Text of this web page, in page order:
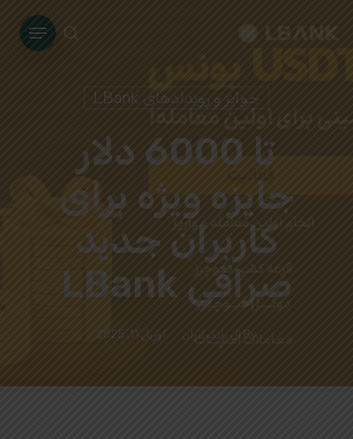
Menu
جوایز و رویدادهای LBank
تا 6000 دلار
جایزه ویژه برای
کاربران جدید
صرافی LBank
By ال بانک ایران آوریل 11, 2025